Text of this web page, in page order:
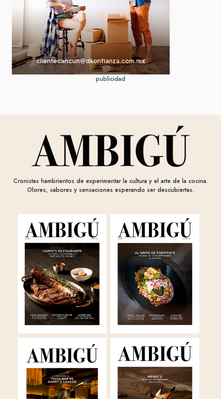
publicidad
Cronistas hambrientos de experimentar la cultura y el arte de la cocina.
Olores, sabores y sensaciones esperando ser descubiertas.